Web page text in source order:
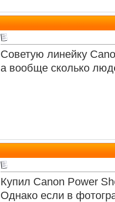
Советую линейку
а вообще сколько
Купил Canon Power
Однако если в